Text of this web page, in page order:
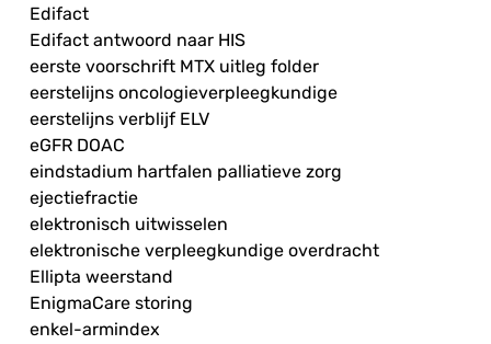
Edifact
Edifact antwoord naar HIS
eerste voorschrift MTX uitleg folder
eerstelijns oncologieverpleegkundige
eerstelijns verblijf ELV
eGFR DOAC
eindstadium hartfalen palliatieve zorg
ejectiefractie
elektronisch uitwisselen
elektronische verpleegkundige overdracht
Ellipta weerstand
EnigmaCare storing
enkel-armindex